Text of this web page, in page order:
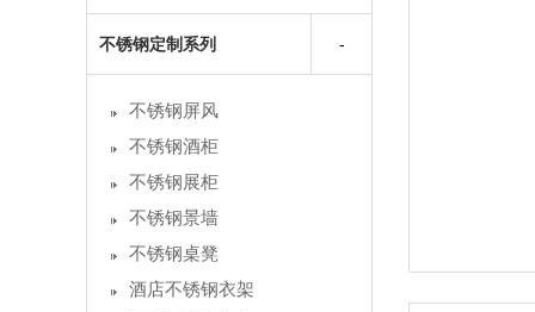
不锈钢定制系列
不锈钢屏风
不锈钢酒柜
不锈钢展柜
不锈钢景墙
不锈钢桌凳
酒店不锈钢衣架